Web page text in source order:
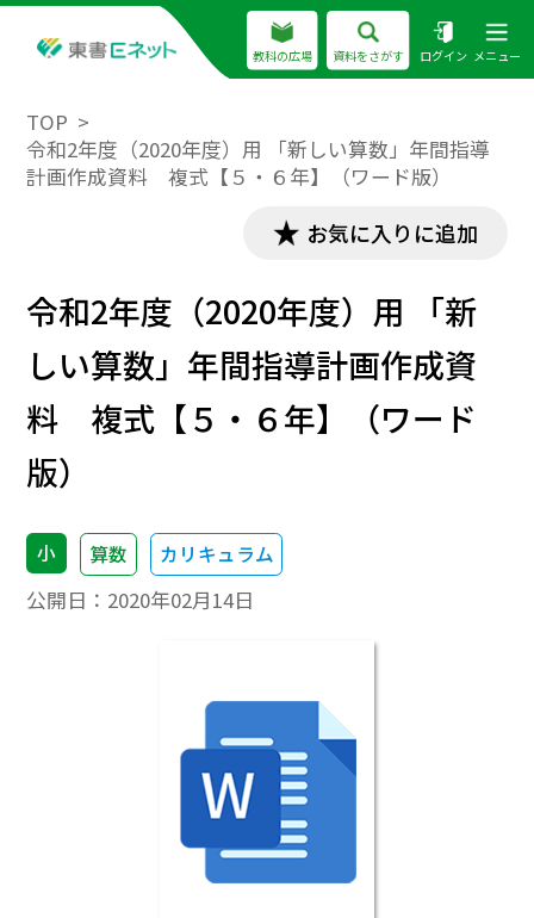
教科の広場 資料をさがす ログイン メニュー
TOP
令和2年度（2020年度）用 「新しい算数」年間指導
計画作成資料 複式【５・６年】（ワード版）
お気に入りに追加
令和2年度（2020年度）用 「新
しい算数」年間指導計画作成資
料 複式【５・６年】（ワード
版）
小 算数 カリキュラム
公開日： 2020年02月14日